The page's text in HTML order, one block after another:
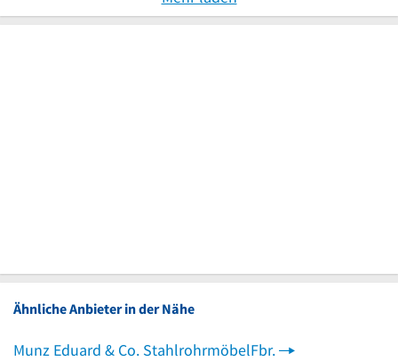
Ähnliche Anbieter in der Nähe
Munz Eduard & Co. StahlrohrmöbelFbr.